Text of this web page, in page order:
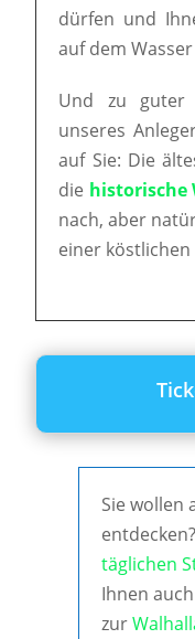
dürfen und
auf dem
Und zu
unseres
auf Sie: Die
die historische
nach, aber
einer
Sie wollen
täglichen
Ihnen
zur